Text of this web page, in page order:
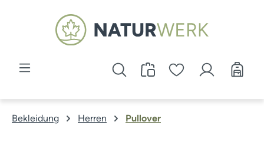
Zum Hauptinhalt springen
Bekleidung Herren Pullover